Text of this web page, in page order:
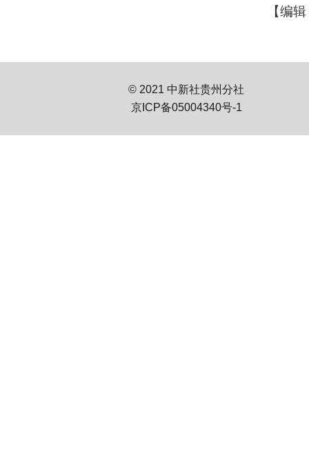
【编
© 2021 中新社贵州分社
京ICP备05004340号-1